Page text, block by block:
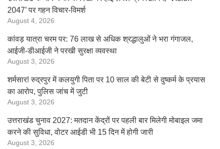
2047’ पर गहन विचार-विमर्श
August 4, 2026
कांवड़ यात्रा चरम पर: 76 लाख से अधिक श्रद्धालुओं ने भरा गंगाजल,
आईजी-डीआईजी ने परखी सुरक्षा व्यवस्था
August 3, 2026
शर्मसार! रुद्रपुर में कलयुगी पिता पर 10 साल की बेटी से दुष्कर्म के प्रयास
का आरोप, पुलिस जांच में जुटी
August 3, 2026
उत्तराखंड चुनाव 2027: मतदान केंद्रों पर पहली बार मिलेगी मोबाइल जमा
करने की सुविधा, वोटर आईडी भी 15 दिन में होगी जारी
August 3, 2026